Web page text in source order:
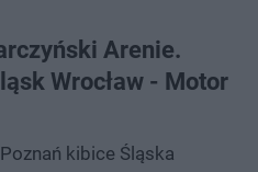
Arenie.
Wrocław - Motor
kibice Śląska